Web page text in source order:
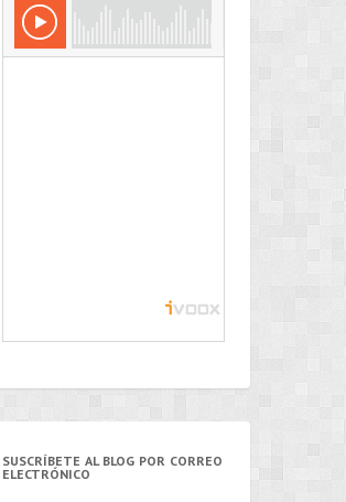
SUSCRÍBETE AL BLOG POR CORREO
ELECTRÓNICO